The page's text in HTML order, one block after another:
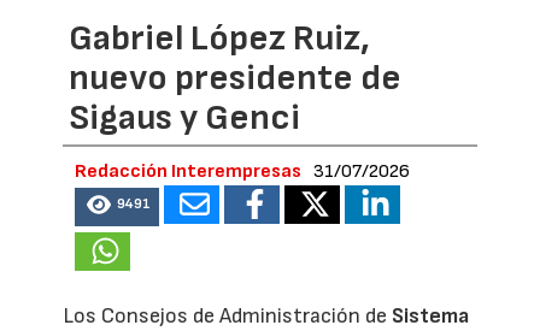
Gabriel López Ruiz,
nuevo presidente de
Sigaus y Genci
Redacción Interempresas 31/07/2026
9491
Los Consejos de Administración de Sistema